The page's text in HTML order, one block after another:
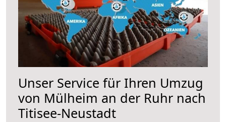
Unser Service für Ihren Umzug
von Mülheim an der Ruhr nach
Titisee-Neustadt